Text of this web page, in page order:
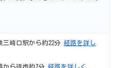
三崎口駅から約22分 経路を詳し